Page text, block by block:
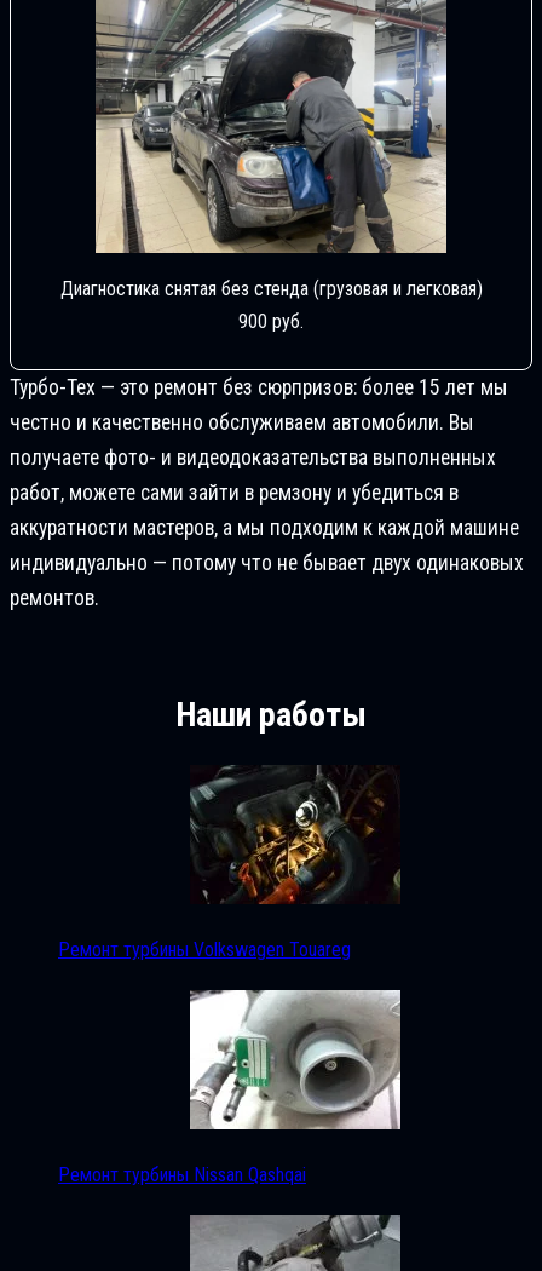
Диагностика снятая без стенда (грузовая и легковая)
900 руб.
Турбо-Тех — это ремонт без сюрпризов: более 15 лет мы
честно и качественно обслуживаем автомобили. Вы
получаете фото- и видеодоказательства выполненных
работ, можете сами зайти в ремзону и убедиться в
аккуратности мастеров, а мы подходим к каждой машине
индивидуально — потому что не бывает двух одинаковых
ремонтов.
Наши работы
Ремонт турбины Volkswagen Touareg
Ремонт турбины Nissan Qashqai